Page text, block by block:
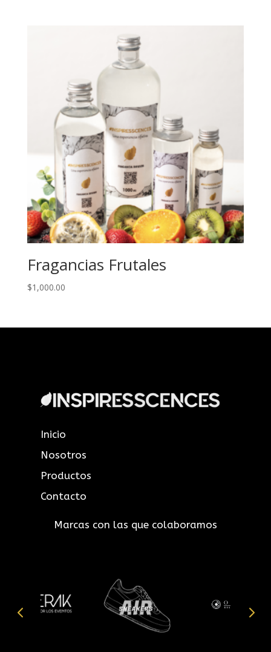
Fragancias Frutales
$1,000.00
Inicio
Nosotros
Productos
Contacto
Marcas con las que colaboramos